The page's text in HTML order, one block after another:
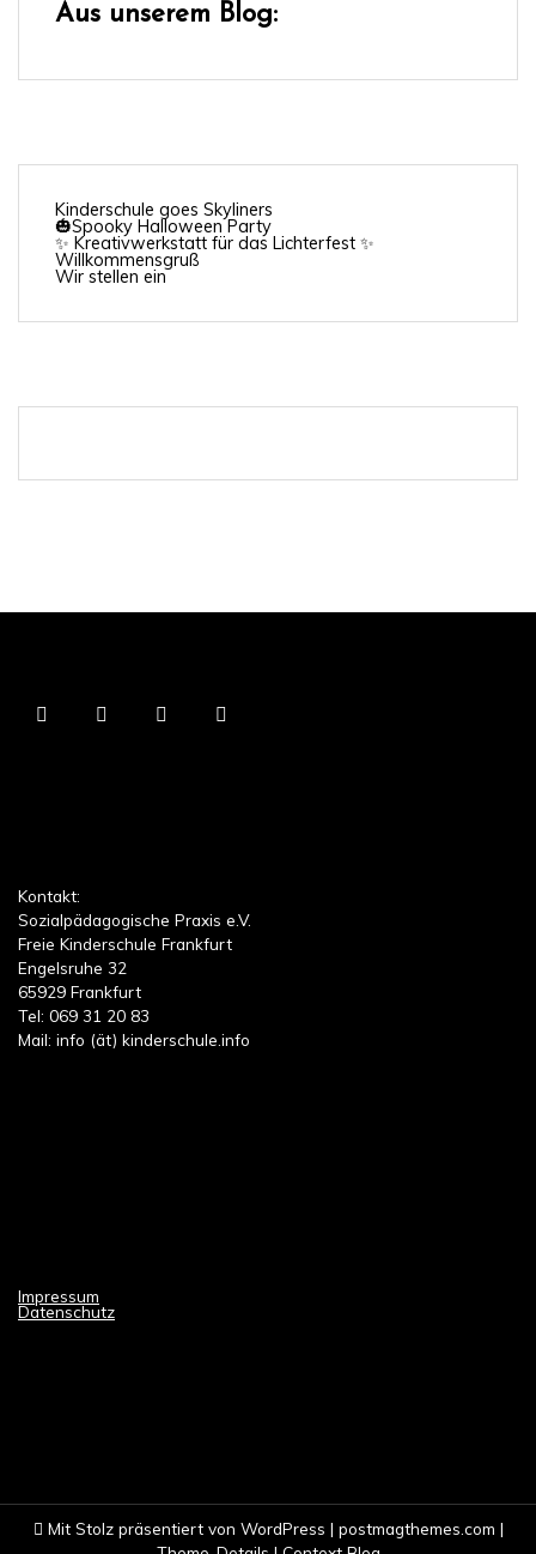
Aus unserem Blog:
Kinderschule goes Skyliners
🎃Spooky Halloween Party
✨ Kreativwerkstatt für das Lichterfest ✨
Willkommensgruß
Wir stellen ein
Kontakt:
Sozialpädagogische Praxis e.V.
Freie Kinderschule Frankfurt
Engelsruhe 32
65929 Frankfurt
Tel: 069 31 20 83
Mail: info (ät) kinderschule.info
Impressum
Datenschutz
Mit Stolz präsentiert von WordPress | postmagthemes.com |